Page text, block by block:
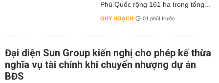
Phú Quốc rộng 161 ha trong tổng...
QUY HOẠCH 01 phút trước
Đại diện Sun Group kiến nghị cho phép kế thừa
nghĩa vụ tài chính khi chuyển nhượng dự án
BĐS